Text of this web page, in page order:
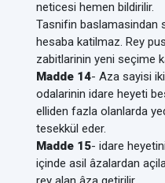
neticesi hemen bildirilir.
Tasnifin baslamasindan
hesaba katilmaz. Rey
zabitlarinin yeni seçime
Madde 14- Aza sayisi
odalarinin idare heyeti
elliden fazla olanlarda
tesekkül eder.
Madde 15- idare
içinde asil âzalardan